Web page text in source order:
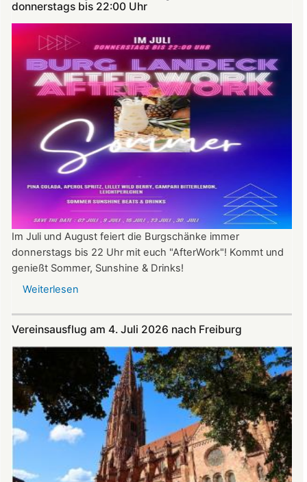
After
Work
donnerstags
bis
22:00
Uhr
donnerstags bis 22:00 Uhr
Im Juli und August feiert die Burgschänke immer
donnerstags bis 22 Uhr mit euch "AfterWork"! Kommt und
genießt Sommer, Sunshine & Drinks!
Weiterlesen
und
August
der
Burg:
After
Work
donnerstags
22:00
Vereinsausflug am 4. Juli 2026 nach Freiburg